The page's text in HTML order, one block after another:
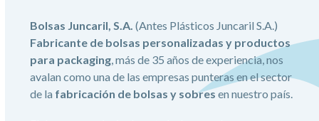
Bolsas Juncaril, S.A. (Antes Plásticos Juncaril S.A.)
Fabricante de bolsas personalizadas y productos
para packaging, más de 35 años de experiencia, nos
avalan como una de las empresas punteras en el sector
de la fabricación de bolsas y sobres en nuestro país.